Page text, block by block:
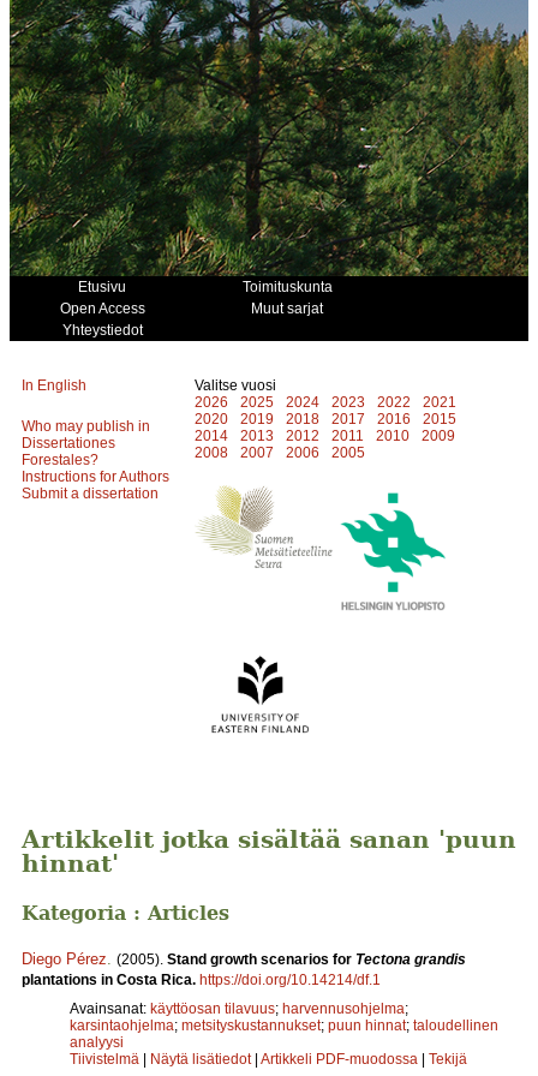
Etusivu
Toimituskunta
Open Access
Muut sarjat
Yhteystiedot
In English
Who may publish in
Dissertationes
Forestales?
Instructions for Authors
Submit a dissertation
Valitse vuosi
2026
2025 2024 2023 2022
2021
2020
2019 2018 2017 2016
2015
2014
2013 2012 2011 2010
2009
2008
2007 2006 2005
Artikkelit jotka sisältää sanan 'puun
hinnat'
Kategoria : Articles
Diego Pérez (2005). Stand growth scenarios for Tectona grandis
plantations in Costa Rica. https://doi.org/10.14214/df.1
Avainsanat: käyttöosan tilavuus; harvennusohjelma;
karsintaohjelma; metsityskustannukset; puun hinnat; taloudellinen
analyysi
Tiivistelmä | Näytä lisätiedot | Artikkeli PDF-muodossa | Tekijä